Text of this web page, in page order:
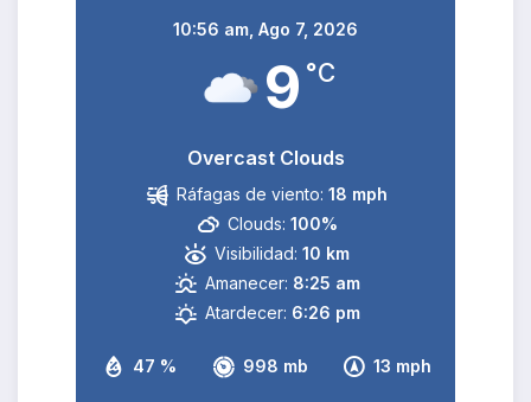
10:56 am, Ago 7, 2026
9 °C
Overcast Clouds
47 % 998 mb 13 mph
Ráfagas de viento: 18 mph
Clouds: 100%
Visibilidad: 10 km
Amanecer: 8:25 am
Atardecer: 6:26 pm